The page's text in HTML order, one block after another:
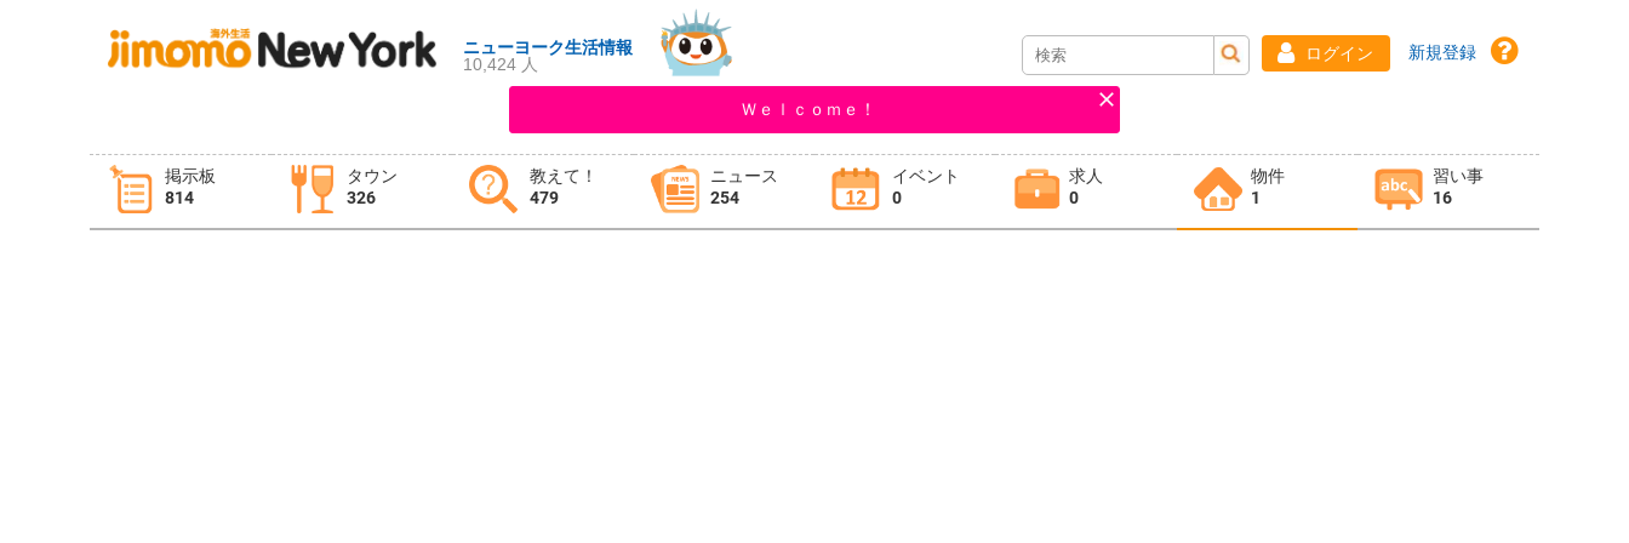
ニューヨーク生活情報
10,424 人
ログイン 新規登録
Ｗｅｌｃｏｍｅ！
掲示板
814
タウン
326
教えて！
479
ニュース
254
イベント
0
求人
0
物件
1
習い事
16
タウン情報